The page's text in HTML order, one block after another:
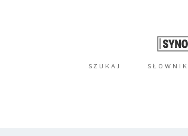
SZUKAJ SŁOWNIK